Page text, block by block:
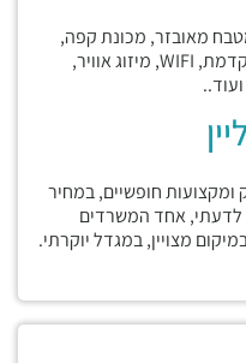
מאובזר, מכונת קפה,
ציוד משרדי ארגונומי, טכנולוגיה מתקדמת, WIFI, מיזוג אוויר,
חופשיים, במחיר
לדעתי, אחד המשרדים
מצויין, במגדל יוקרתי.